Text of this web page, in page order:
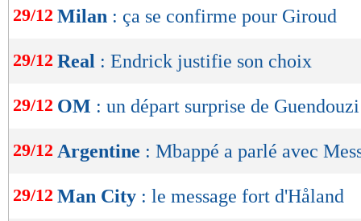
29/12 Milan : ça se confirme pour Giroud
29/12 Real : Endrick justifie son choix
29/12 OM : un départ surprise de
29/12 Argentine : Mbappé a parlé avec
29/12 Man City : le message fort d'Håland